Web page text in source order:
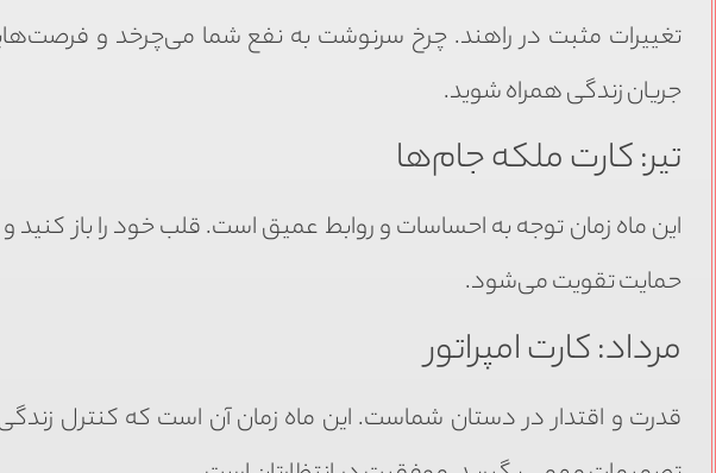
تغییرات مثبت در راهند. چرخ سرنوشت به نفع شما می‌چرخد و
جریان زندگی همراه شوید.
تیر: کارت ملکه جام‌ها
این ماه زمان توجه به احساسات و روابط عمیق است. قلب خود را باز کنید
حمایت تقویت می‌شود.
مرداد: کارت امپراتور
قدرت و اقتدار در دستان شماست. این ماه زمان آن است که کنترل